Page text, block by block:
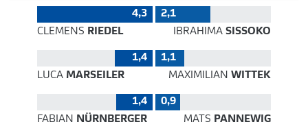
4,3
2,1
CLEMENS RIEDEL IBRAHIMASISSOKO
1,4
1,1
LUCA MARSEILER MAXIMILIAN WITTEK
1,4
0,9
FABIAN NÜRNBERGER MATS PANNEWIG